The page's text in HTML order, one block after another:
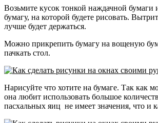
Возьмите кусок тонкой наждачной бумаги
бумагу, на которой будете рисовать.
лучше будет держаться.
Можно прикрепить бумагу на вощеную
пачкать стол.
Нарисуйте что хотите на бумаге. Так как
она любит использовать большое
пасхальных яиц не имеет значения, что и